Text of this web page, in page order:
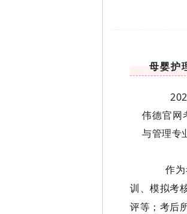
母婴护
伟德官网
与管理专
作为
训、模拟考
评等；考后